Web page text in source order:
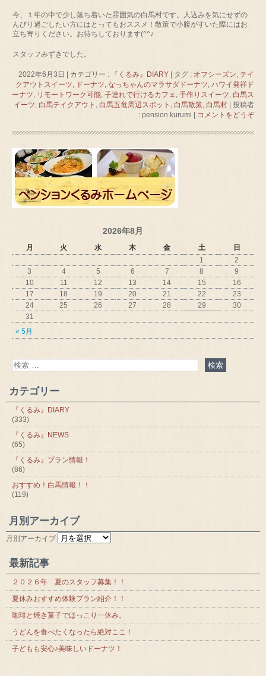
今、１年の中で少し落ち着いた雰囲気の白馬村です。人込みを気にせずの
んびり過ごしたい方にはとってもおススメ！散策で小腹がすいた際にはお
立ち寄りください。お待ちしております(^^♪
スタッフみずきでした。
2022年6月3日 カテゴリー : 『くるみ』DIARY タグ : オフシーズン, テイ
クアウトスイーツ, ドーナツ, なっちゃんのマラサダドーナツ, ハワイ発祥ド
ーナツ, リモートワーク可能, 子連れで行けるカフェ, 手作りスイーツ, 白馬ス
イーツ, 白馬テイクアウト , 白馬五竜周辺スポット , 白馬散策, 白馬村
投稿者
: pension kurumi
コメントをどうぞ
2026年8月
月 火 水 木 金 土 日
« 5月
1
2
3
4 5 6 7 8
9
10
11 12 13 14 15
16
17
18 19 20 21 22
23
24
25 26 27 28 29
30
31
カテゴリー
『くるみ』DIARY
(333)
『くるみ』NEWS
(65)
『くるみ』プラン情報！
(86)
おすすめ！白馬情報！！
(119)
月別アーカイブ
月別アーカイブ
最新記事
２０２６年 夏のスタッフ募集！！
夏休みおすすめ体験プラン紹介！！
珈琲と焼き菓子でほっこり一休み。
うどんを食べたくなったら絶対ここ！
子どもも安心♪美味しいドーナツ！